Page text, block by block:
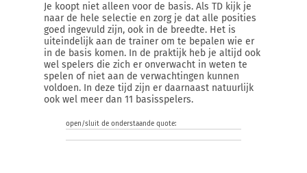
Je koopt niet alleen voor de basis. Als TD kijk je
naar de hele selectie en zorg je dat alle posities
goed ingevuld zijn, ook in de breedte. Het is
uiteindelijk aan de trainer om te bepalen wie er
in de basis komen. In de praktijk heb je altijd ook
wel spelers die zich er onverwacht in weten te
spelen of niet aan de verwachtingen kunnen
voldoen. In deze tijd zijn er daarnaast natuurlijk
ook wel meer dan 11 basisspelers.
open/sluit de onderstaande quote: